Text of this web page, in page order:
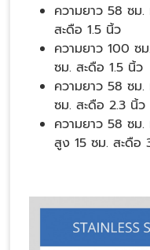
ความยาว 58 ซม
สะดือ 1.5 นิ้ว
ความยาว 100 ซ
ซม. สะดือ 1.5 นิ้ว
ความยาว 58 ซม.
ซม. สะดือ 2.3 นิ้ว
ความยาว 58 ซม
สูง 15 ซม. สะดือ